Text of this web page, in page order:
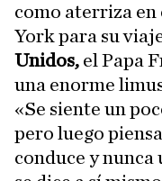
como aterriza en
York para su
Unidos, el Papa
una enorme
«Se siente un
pero luego
conduce y nunca